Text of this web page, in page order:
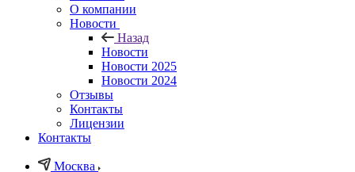
О компании
Новости
Назад
Новости
Новости 2025
Новости 2024
Отзывы
Контакты
Лицензии
Контакты
Москва